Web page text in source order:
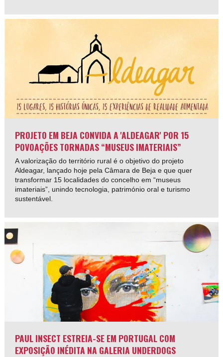
PROJETO EM BEJA CONVIDA A 'ALDEAGAR' POR 15
POVOAÇÕES TORNADAS “MUSEUS IMATERIAIS”
A valorização do território rural é o objetivo do projeto
Aldeagar, lançado hoje pela Câmara de Beja e que quer
transformar 15 localidades do concelho em “museus
imateriais”, unindo tecnologia, património oral e turismo
sustentável.
PAUL INSECT ESTREIA-SE EM PORTUGAL COM
EXPOSIÇÃO INÉDITA NA GALERIA UNDERDOGS